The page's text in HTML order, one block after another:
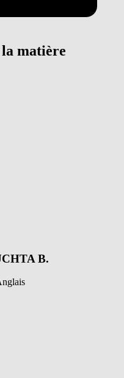
la matière
B.